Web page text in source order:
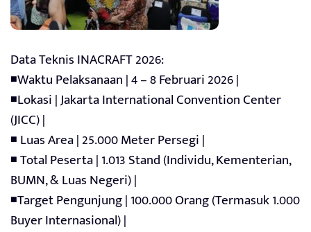
Data Teknis INACRAFT 2026:
◾Waktu Pelaksanaan | 4 – 8 Februari 2026 |
◾Lokasi | Jakarta International Convention Center
(JICC) |
◾ Luas Area | 25.000 Meter Persegi |
◾ Total Peserta | 1.013 Stand (Individu, Kementerian,
BUMN, & Luas Negeri) |
◾Target Pengunjung | 100.000 Orang (Termasuk 1.000
Buyer Internasional) |